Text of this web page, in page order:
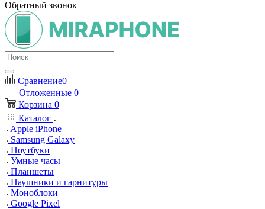
Обратный звонок
Сравнение0
Отложенные 0
Корзина 0
Каталог
Apple iPhone
Samsung Galaxy
Ноутбуки
Умные часы
Планшеты
Наушники и гарнитуры
Моноблоки
Google Pixel